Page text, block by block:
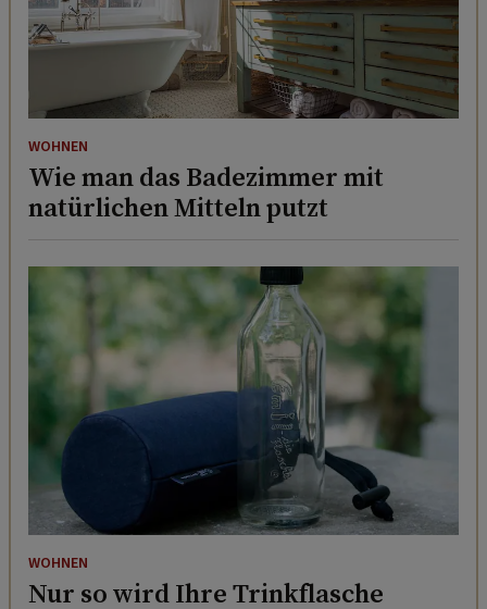
WOHNEN
Wie man das Badezimmer mit
natürlichen Mitteln putzt
WOHNEN
Nur so wird Ihre Trinkflasche